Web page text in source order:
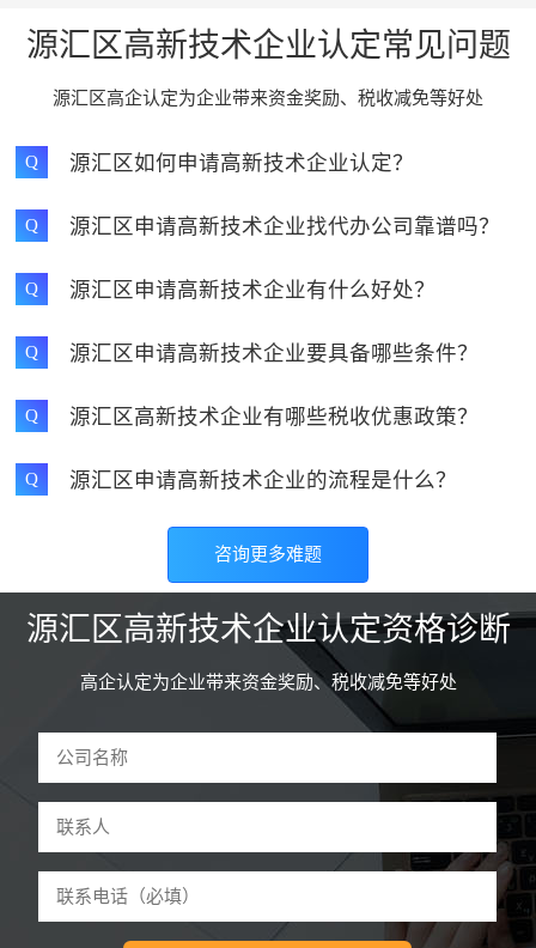
源汇区高新技术企业认定常见问题
源汇区高企认定为企业带来资金奖励、税收减免等好处
Q 源汇区如何申请高新技术企业认定？
Q 源汇区申请高新技术企业找代办公司靠谱吗？
Q 源汇区申请高新技术企业有什么好处？
Q 源汇区申请高新技术企业要具备哪些条件？
Q 源汇区高新技术企业有哪些税收优惠政策？
Q 源汇区申请高新技术企业的流程是什么？
咨询更多难题
源汇区高新技术企业认定资格诊断
高企认定为企业带来资金奖励、税收减免等好处
59分钟前申请
河南怀****网络科技公司 李先生3分钟前申请诊断
郑州东****设备有限公司 魏先生
开封鼎****技术有限公司 张先生9分钟前申请诊断
许昌红****管理有限公司 吕女士12分钟前申请诊断
洛阳餐****科技有限公司 刘先生
22分钟前申请诊断
安阳山****股份有限公司 王先生
新乡多****技术有限公司 李先生37分钟前申请诊断